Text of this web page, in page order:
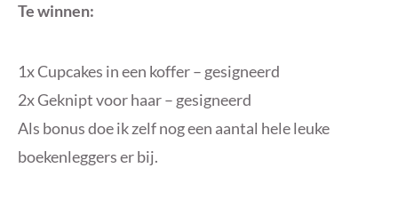
Te winnen:
1x Cupcakes in een koffer – gesigneerd
2x Geknipt voor haar – gesigneerd
Als bonus doe ik zelf nog een aantal hele leuke
boekenleggers er bij.